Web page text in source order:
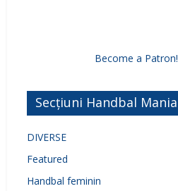
Become a Patron!
Secțiuni Handbal Mania
DIVERSE
Featured
Handbal feminin